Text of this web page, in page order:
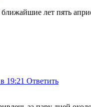
ближайшие лет пять
19:21 Ответить